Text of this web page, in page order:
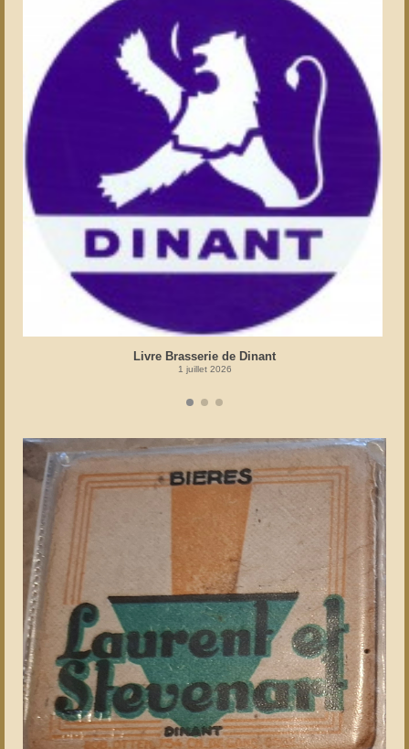
Livre Brasserie de Dinant
1 juillet 2026